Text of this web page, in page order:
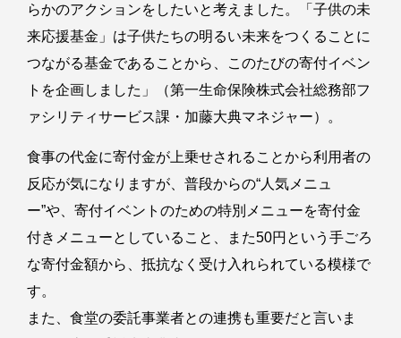
らかのアクションをしたいと考えました。「子供の未
来応援基金」は子供たちの明るい未来をつくることに
つながる基金であることから、このたびの寄付イベン
トを企画しました」（第一生命保険株式会社総務部フ
ァシリティサービス課・加藤大典マネジャー）。
食事の代金に寄付金が上乗せされることから利用者の
反応が気になりますが、普段からの“人気メニュ
ー”や、寄付イベントのための特別メニューを寄付金
付きメニューとしていること、また50円という手ごろ
な寄付金額から、抵抗なく受け入れられている模様で
す。
また、食堂の委託事業者との連携も重要だと言いま